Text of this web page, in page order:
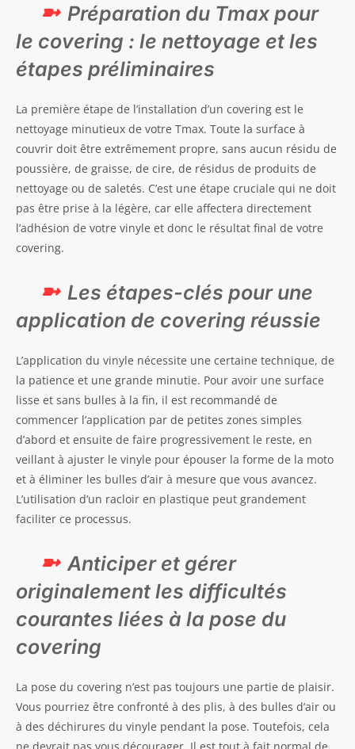
Préparation du Tmax pour
le covering : le nettoyage et les
étapes préliminaires
La première étape de l’installation d’un covering est le
nettoyage minutieux de votre Tmax. Toute la surface à
couvrir doit être extrêmement propre, sans aucun résidu de
poussière, de graisse, de cire, de résidus de produits de
nettoyage ou de saletés. C’est une étape cruciale qui ne doit
pas être prise à la légère, car elle affectera directement
l’adhésion de votre vinyle et donc le résultat final de votre
covering.
Les étapes-clés pour une
application de covering réussie
L’application du vinyle nécessite une certaine technique, de
la patience et une grande minutie. Pour avoir une surface
lisse et sans bulles à la fin, il est recommandé de
commencer l’application par de petites zones simples
d’abord et ensuite de faire progressivement le reste, en
veillant à ajuster le vinyle pour épouser la forme de la moto
et à éliminer les bulles d’air à mesure que vous avancez.
L’utilisation d’un racloir en plastique peut grandement
faciliter ce processus.
Anticiper et gérer
originalement les difficultés
courantes liées à la pose du
covering
La pose du covering n’est pas toujours une partie de plaisir.
Vous pourriez être confronté à des plis, à des bulles d’air ou
à des déchirures du vinyle pendant la pose. Toutefois, cela